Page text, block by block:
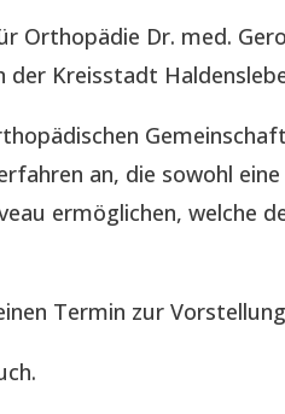
Orthopädie Dr. med.
der Kreisstadt
an, die sowohl
ermöglichen, welche
Termin zur